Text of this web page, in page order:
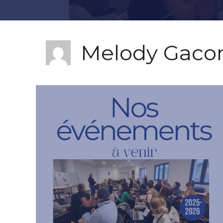
Melody